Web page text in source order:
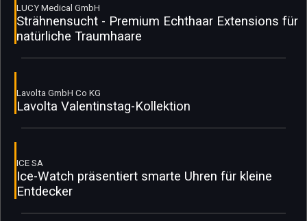
LUCY Medical GmbH
Strähnensucht - Premium Echthaar Extensions für
natürliche Traumhaare
Lavolta GmbH Co KG
Lavolta Valentinstag-Kollektion
ICE SA
Ice-Watch präsentiert smarte Uhren für kleine
Entdecker